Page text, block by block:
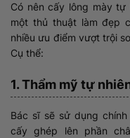
Có nên cấy lông mày
một thủ thuật làm đẹp
nhiều ưu điểm vượt trội
Cụ thể:
1. Thẩm mỹ tự
Bác sĩ sẽ sử dụng
cấy ghép lên phần